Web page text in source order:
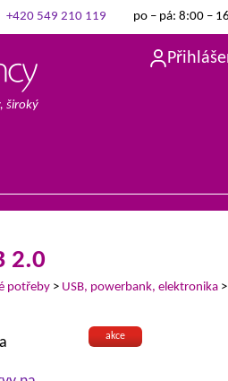
+420 549 210 119 po – pá: 8:00 –
široký
2.0
potřeby > USB, powerbank, elektronika
akce